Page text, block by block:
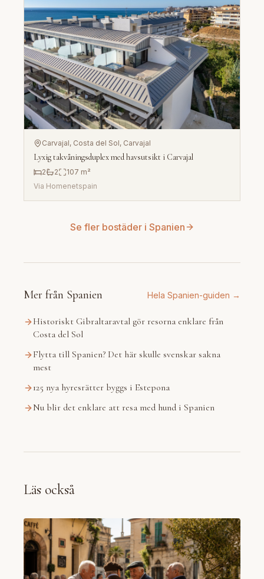
Carvajal, Costa del Sol, Carvajal
Lyxig takvåningsduplex med havsutsikt i Carvajal
2 2 107 m²
Via Homenetspain
Se fler bostäder i Spanien
Mer från Spanien Hela Spanien-guiden →
Historiskt Gibraltaravtal gör resorna enklare från
Costa del Sol
Flytta till Spanien? Det här skulle svenskar sakna
mest
125 nya hyresrätter byggs i Estepona
Nu blir det enklare att resa med hund i Spanien
Läs också